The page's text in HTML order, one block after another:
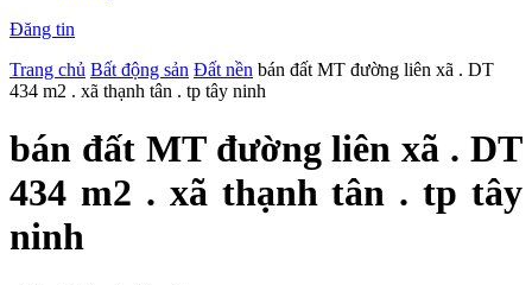
Đăng tin
Trang chủ Bất động sản Đất nền bán đất MT đường liên xã . DT
434 m2 . xã thạnh tân . tp tây ninh
bán đất MT đường liên xã . DT
434 m2 . xã thạnh tân . tp tây
ninh